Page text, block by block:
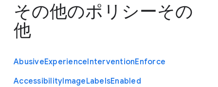
その他のポリシーその
他
AbusiveExperienceInterventionEnforce
AccessibilityImageLabelsEnabled